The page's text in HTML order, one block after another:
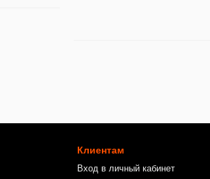
Клиентам
Вход в личный кабинет